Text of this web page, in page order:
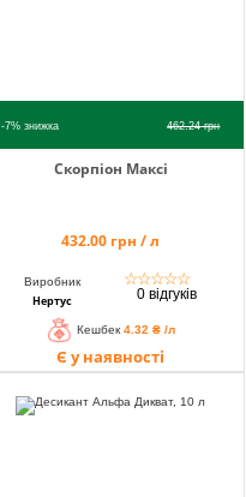
-7%знижка 462.24грн
Скорпіон Максі
432.00 грн / л
Виробник
Нертус
☆☆☆☆☆
0 відгуків
Кешбек 4.32 ₴ /л
Є у наявності